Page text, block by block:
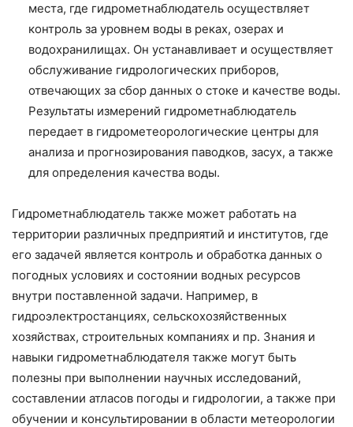
места, где гидрометнаблюдатель осуществляет
контроль за уровнем воды в реках, озерах и
водохранилищах. Он устанавливает и осуществляет
обслуживание гидрологических приборов,
отвечающих за сбор данных о стоке и качестве воды.
Результаты измерений гидрометнаблюдатель
передает в гидрометеорологические центры для
анализа и прогнозирования паводков, засух, а также
для определения качества воды.
Гидрометнаблюдатель также может работать на
территории различных предприятий и институтов, где
его задачей является контроль и обработка данных о
погодных условиях и состоянии водных ресурсов
внутри поставленной задачи. Например, в
гидроэлектростанциях, сельскохозяйственных
хозяйствах, строительных компаниях и пр. Знания и
навыки гидрометнаблюдателя также могут быть
полезны при выполнении научных исследований,
составлении атласов погоды и гидрологии, а также при
обучении и консультировании в области метеорологии